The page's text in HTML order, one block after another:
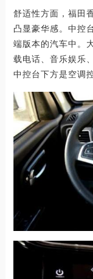
舒适性方面，福田
凸显豪华感。中控
端版本的汽车中。
载电话、音乐娱乐
中控台下方是空调